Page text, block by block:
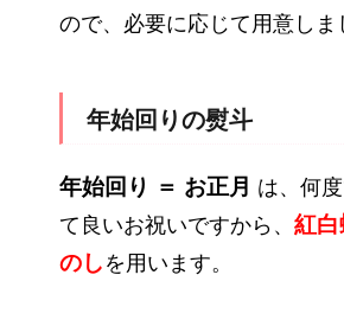
ので、必要に応じて用意しま
年始回りの熨斗
年始回り ＝ お正月 は、何
て良いお祝いですから、 紅
のし を用います。